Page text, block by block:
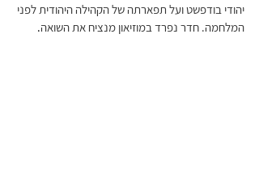
יהודי בודפשט ועל תפארתה של הקהילה היהודית לפני
המלחמה. חדר נפרד במוזיאון מנציח את השואה.